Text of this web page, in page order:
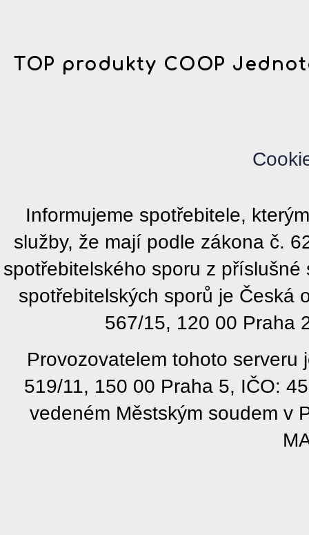
TOP produkty COOP
Informujeme spotřebitele,
služby, že mají podle zákona č.
spotřebitelského sporu z
spotřebitelských sporů je Česká
567/15, 120 00 Praha
Provozovatelem tohoto
519/11, 150 00 Praha 5, IČO:
vedeném Městským soudem v